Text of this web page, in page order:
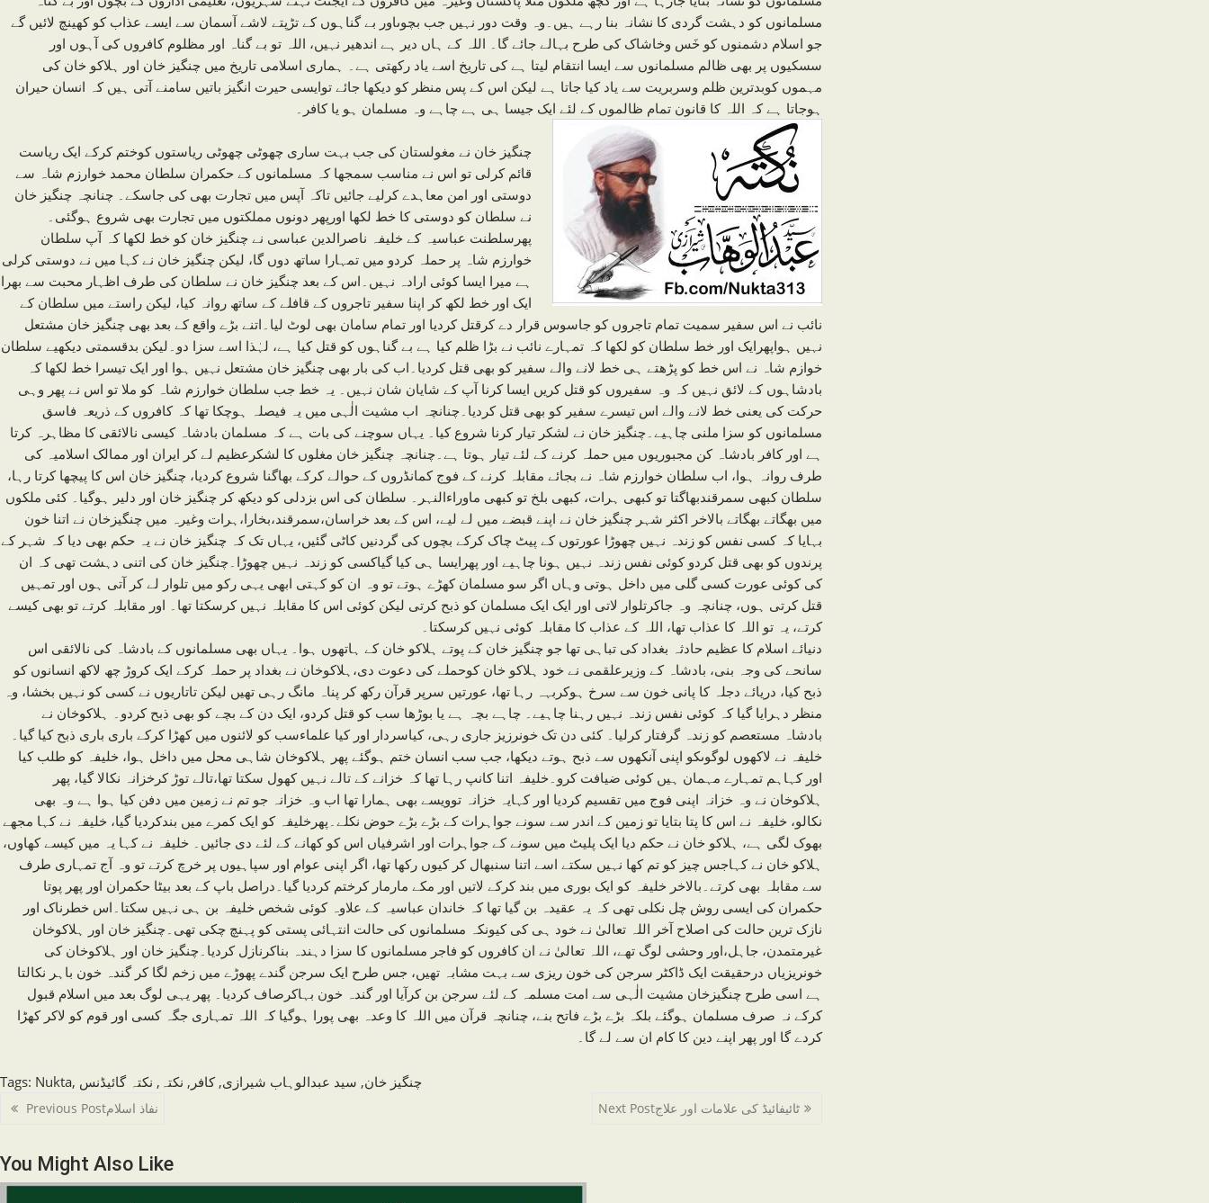
مسلمانوں کو دہشت گردی کا نشانہ بنا رہے ہیں۔وہ وقت دور نہیں جب بچوںاور بے گناہوں کے تڑپتے لاشے آسمان سے ایسے عذاب کو کھینچ لائیں گے
جو اسلام دشمنوں کو خَس وخاشاک کی طرح بہالے جائے گا۔ اللہ کے ہاں دیر ہے اندھیر نہیں، اللہ تو بے گناہ اور مظلوم کافروں کی آہوں اور
سسکیوں پر بھی ظالم مسلمانوں سے ایسا انتقام لیتا ہے کی تاریخ اسے یاد رکھتی ہے۔ ہماری اسلامی تاریخ میں چنگیز خان اور ہلاکو خان کی
مہموں کوبدترین ظلم وسربریت سے یاد کیا جاتا ہے لیکن اس کے پس منظر کو دیکھا جائے توایسی حیرت انگیز باتیں سامنے آتی ہیں کہ انسان حیران
ہوجاتا ہے کہ اللہ کا قانون تمام ظالموں کے لئے ایک جیسا ہی ہے چاہے وہ مسلمان ہو یا کافر۔
چنگیز خان نے مغولستان کی جب بہت ساری چھوٹی چھوٹی ریاستوں کوختم کرکے ایک ریاست
قائم کرلی تو اس نے مناسب سمجھا کہ مسلمانوں کے حکمران سلطان محمد خوارزم شاہ سے
دوستی اور امن معاہدے کرلیے جائیں تاکہ آپس میں تجارت بھی کی جاسکے۔ چنانچہ چنگیز خان
نے سلطان کو دوستی کا خط لکھا اورپھر دونوں مملکتوں میں تجارت بھی شروع ہوگئی۔
پھرسلطنت عباسیہ کے خلیفہ ناصرالدین عباسی نے چنگیز خان کو خط لکھا کہ آپ سلطان
خوارزم شاہ پر حملہ کردو میں تمہارا ساتھ دوں گا، لیکن چنگیز خان نے کہا میں نے دوستی کرلی
ہے میرا ایسا کوئی ارادہ نہیں۔اس کے بعد چنگیز خان نے سلطان کی طرف اظہار محبت سے بھرا
ایک اور خط لکھ کر اپنا سفیر تاجروں کے قافلے کے ساتھ روانہ کیا، لیکن راستے میں سلطان کے
نائب نے اس سفیر سمیت تمام تاجروں کو جاسوس قرار دے کرقتل کردیا اور تمام سامان بھی لوٹ لیا۔اتنے بڑے واقع کے بعد بھی چنگیز خان مشتعل
نہیں ہواپھرایک اور خط سلطان کو لکھا کہ تمہارے نائب نے بڑا ظلم کیا ہے بے گناہوں کو قتل کیا ہے، لہٰذا اسے سزا دو۔لیکن بدقسمتی دیکھیے سلطان
خوازم شاہ نے اس خط کو پڑھتے ہی خط لانے والے سفیر کو بھی قتل کردیا۔اب کی بار بھی چنگیز خان مشتعل نہیں ہوا اور ایک تیسرا خط لکھا کہ
بادشاہوں کے لائق نہیں کہ وہ سفیروں کو قتل کریں ایسا کرنا آپ کے شایان شان نہیں۔ یہ خط جب سلطان خوارزم شاہ کو ملا تو اس نے پھر وہی
حرکت کی یعنی خط لانے والے اس تیسرے سفیر کو بھی قتل کردیا۔چنانچہ اب مشیت الٰہی میں یہ فیصلہ ہوچکا تھا کہ کافروں کے ذریعہ فاسق
مسلمانوں کو سزا ملنی چاہیے۔چنگیز خان نے لشکر تیار کرنا شروع کیا۔ یہاں سوچنے کی بات ہے کہ مسلمان بادشاہ کیسی نالائقی کا مظاہرہ کرتا
ہے اور کافر بادشاہ کن مجبوریوں میں حملہ کرنے کے لئے تیار ہوتا ہے۔چنانچہ چنگیز خان مغلوں کا لشکرعظیم لے کر ایران اور ممالک اسلامیہ کی
طرف روانہ ہوا، اب سلطان خوارزم شاہ نے بجائے مقابلہ کرنے کے فوج کمانڈروں کے حوالے کرکے بھاگنا شروع کردیا، چنگیز خان اس کا پیچھا کرتا رہا،
سلطان کبھی سمرقندبھاگتا تو کبھی ہرات، کبھی بلخ تو کبھی ماوراءالنہر۔ سلطان کی اس بزدلی کو دیکھ کر چنگیز خان اور دلیر ہوگیا۔ کئی ملکوں
میں بھگاتے بھگاتے بالاخر اکثر شہر چنگیز خان نے اپنے قبضے میں لے لیے، اس کے بعد خراسان،سمرقند،بخارا،ہرات وغیرہ میں چنگیزخان نے اتنا خون
بہایا کہ کسی نفس کو زندہ نہیں چھوڑا عورتوں کے پیٹ چاک کرکے بچوں کی گردنیں کاٹی گئیں، یہاں تک کہ چنگیز خان نے یہ حکم بھی دیا کہ شہر کے
پرندوں کو بھی قتل کردو کوئی نفس زندہ نہیں ہونا چاہیے اور پھرایسا ہی کیا گیاکسی کو زندہ نہیں چھوڑا۔چنگیز خان کی اتنی دہشت تھی کہ ان
کی کوئی عورت کسی گلی میں داخل ہوتی وہاں اگر سو مسلمان کھڑے ہوتے تو وہ ان کو کہتی ابھی یہی رکو میں تلوار لے کر آتی ہوں اور تمہیں
قتل کرتی ہوں، چنانچہ وہ جاکرتلوار لاتی اور ایک ایک مسلمان کو ذبح کرتی لیکن کوئی اس کا مقابلہ نہیں کرسکتا تھا۔ اور مقابلہ کرتے تو بھی کیسے
کرتے، یہ تو اللہ کا عذاب تھا، اللہ کے عذاب کا مقابلہ کوئی نہیں کرسکتا۔
دنیائے اسلام کا عظیم حادثہ بغداد کی تباہی تھا جو چنگیز خان کے پوتے ہلاکو خان کے ہاتھوں ہوا۔ یہاں بھی مسلمانوں کے بادشاہ کی نالائقی اس
سانحے کی وجہ بنی، بادشاہ کے وزیرعلقمی نے خود ہلاکو خان کوحملے کی دعوت دی،ہلاکوخان نے بغداد پر حملہ کرکے ایک کروڑ چھ لاکھ انسانوں کو
ذبح کیا، دریائے دجلہ کا پانی خون سے سرخ ہوکربہہ رہا تھا، عورتیں سرپر قرآن رکھ کر پناہ مانگ رہی تھیں لیکن تاتاریوں نے کسی کو نہیں بخشا، وہ
منظر دہرایا گیا کہ کوئی نفس زندہ نہیں رہنا چاہیے۔ چاہے بچہ ہے یا بوڑھا سب کو قتل کردو، ایک دن کے بچے کو بھی ذبح کردو۔ ہلاکوخان نے
بادشاہ مستعصم کو زندہ گرفتار کرلیا۔ کئی دن تک خونرزیز جاری رہی، کیاسردار اور کیا علماءسب کو لائنوں میں کھڑا کرکے باری باری ذبح کیا گیا۔
خلیفہ نے لاکھوں لوگوںکو اپنی آنکھوں سے ذبح ہوتے دیکھا، جب سب انسان ختم ہوگئے پھر ہلاکوخان شاہی محل میں داخل ہوا، خلیفہ کو طلب کیا
اور کہاہم تمہارے مہمان ہیں کوئی ضیافت کرو۔خلیفہ اتنا کانپ رہا تھا کہ خزانے کے تالے نہیں کھول سکتا تھا،تالے توڑ کرخزانہ نکالا گیا، پھر
ہلاکوخان نے وہ خزانہ اپنی فوج میں تقسیم کردیا اور کہایہ خزانہ توویسے بھی ہمارا تھا اب وہ خزانہ جو تم نے زمین میں دفن کیا ہوا ہے وہ بھی
نکالو، خلیفہ نے اس کا پتا بتایا تو زمین کے اندر سے سونے جواہرات کے بڑے بڑے حوض نکلے۔پھرخلیفہ کو ایک کمرے میں بندکردیا گیا، خلیفہ نے کہا مجھے
بھوک لگی ہے، ہلاکو خان نے حکم دیا ایک پلیٹ میں سونے کے جواہرات اور اشرفیاں اس کو کھانے کے لئے دی جائیں۔ خلیفہ نے کہا یہ میں کیسے کھاوں،
ہلاکو خان نے کہاجس چیز کو تم کھا نہیں سکتے اسے اتنا سنبھال کر کیوں رکھا تھا، اگر اپنی عوام اور سپاہیوں پر خرچ کرتے تو وہ آج تمہاری طرف
سے مقابلہ بھی کرتے۔بالاخر خلیفہ کو ایک بوری میں بند کرکے لاتیں اور مکے مارمار کرختم کردیا گیا۔دراصل باپ کے بعد بیٹا حکمران اور پھر پوتا
حکمران کی ایسی روش چل نکلی تھی کہ یہ عقیدہ بن گیا تھا کہ خاندان عباسیہ کے علاوہ کوئی شخص خلیفہ بن ہی نہیں سکتا۔اس خطرناک اور
نازک ترین حالت کی اصلاح آخر اللہ تعالیٰ نے خود ہی کی کیونکہ مسلمانوں کی حالت انتہائی پستی کو پہنچ چکی تھی۔چنگیز خان اور ہلاکوخان
غیرمتمدن، جاہل،اور وحشی لوگ تھے، اللہ تعالیٰ نے ان کافروں کو فاجر مسلمانوں کا سزا دہندہ بناکرنازل کردیا۔چنگیز خان اور ہلاکوخان کی
خونریزیاں درحقیقت ایک ڈاکٹر سرجن کی خون ریزی سے بہت مشابہ تھیں، جس طرح ایک سرجن گندے پھوڑے میں زخم لگا کر گندہ خون باہر نکالتا
ہے اسی طرح چنگیزخان مشیت الٰہی سے امت مسلمہ کے لئے سرجن بن کرآیا اور گندہ خون بہاکرصاف کردیا۔ پھر یہی لوگ بعد میں اسلام قبول
کرکے نہ صرف مسلمان ہوگئے بلکہ بڑے بڑے فاتح بنے، چنانچہ قرآن میں اللہ کا وعدہ بھی پورا ہوگیا کہ اللہ تمہاری جگہ کسی اور قوم کو لاکر کھڑا
کردے گا اور پھر اپنے دین کا کام ان سے لے گا۔
Tags: Nukta, چنگیز خان, سید عبدالوہاب شیرازی, کافر , نکتہ , نکتہ گائیڈنس
ReadPrevious Postنفاذ اسلام Next Postٹائیفائیڈ کی علامات اور علاج
You Might Also Like